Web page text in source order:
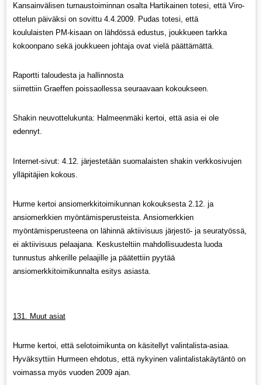
Kansainvälisen turnaustoiminnan osalta Hartikainen totesi, että Viro-
ottelun päiväksi on sovittu 4.4.2009. Pudas totesi, että
koululaisten PM-kisaan on lähdössä edustus, joukkueen tarkka
kokoonpano sekä joukkueen johtaja ovat vielä päättämättä.
Raportti taloudesta ja hallinnosta
siirrettiin Graeffen poissaollessa seuraavaan kokoukseen.
Shakin neuvottelukunta: Halmeenmäki kertoi, että asia ei ole
edennyt.
Internet-sivut: 4.12. järjestetään suomalaisten shakin verkkosivujen
ylläpitäjien kokous.
Hurme kertoi ansiomerkkitoimikunnan kokouksesta 2.12. ja
ansiomerkkien myöntämisperusteista. Ansiomerkkien
myöntämisperusteena on lähinnä aktiivisuus järjestö- ja seuratyössä,
ei aktiivisuus pelaajana. Keskusteltiin mahdollisuudesta luoda
tunnustus ahkerille pelaajille ja päätettiin pyytää
ansiomerkkitoimikunnalta esitys asiasta.
131. Muut asiat
Hurme kertoi, että selotoimikunta on käsitellyt valintalista-asiaa.
Hyväksyttiin Hurmeen ehdotus, että nykyinen valintalistakäytäntö on
voimassa myös vuoden 2009 ajan.